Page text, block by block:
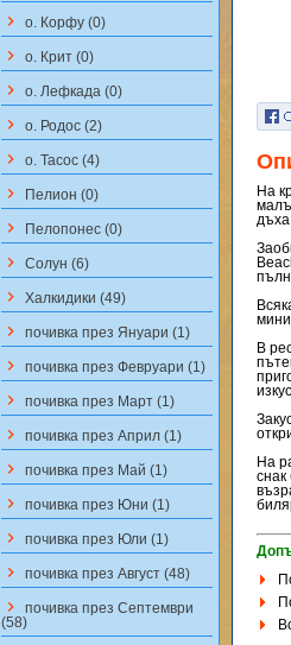
На
дъха
В
На
keyboard_arrow_right о. Корфу (0)
keyboard_arrow_right о. Крит (0)
keyboard_arrow_right о. Лефкада (0)
keyboard_arrow_right о. Родос (2)
keyboard_arrow_right о. Тасос (4)
keyboard_arrow_right Пелион (0)
keyboard_arrow_right Пелопонес (0)
keyboard_arrow_right Солун (6)
keyboard_arrow_right Халкидики (49)
keyboard_arrow_right почивка през Януари (1)
keyboard_arrow_right почивка през Февруари (1)
keyboard_arrow_right почивка през Март (1)
keyboard_arrow_right почивка през Април (1)
keyboard_arrow_right почивка през Май (1)
keyboard_arrow_right почивка през Юни (1)
keyboard_arrow_right почивка през Юли (1)
keyboard_arrow_right почивка през Август (48)
keyboard_arrow_right почивка през Септември
(58)